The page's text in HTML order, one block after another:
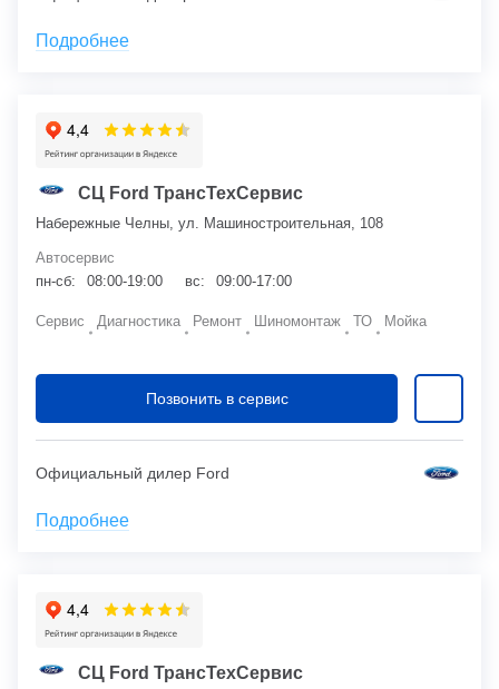
Подробнее
СЦ Ford ТрансТехСервис
Набережные Челны, ул. Машиностроительная, 108
Автосервис
пн-сб:
08:00-19:00 вс: 09:00-17:00
Сервис Диагностика Ремонт Шиномонтаж ТО Мойка
Позвонить в сервис
Официальный дилер Ford
Подробнее
СЦ Ford ТрансТехСервис